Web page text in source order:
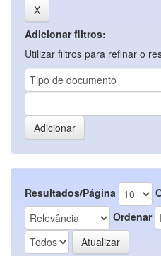
Adicionar filtros:
Utilizar filtros para refinar o
Resultados/Página
Ordenar